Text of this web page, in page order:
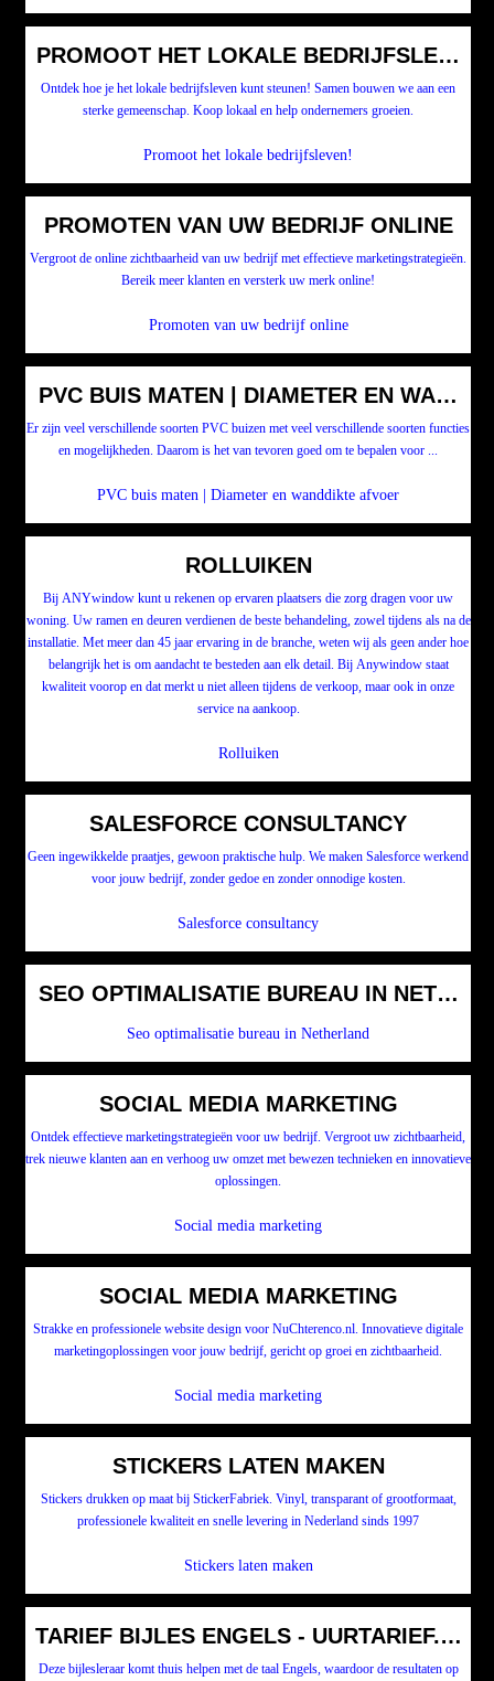
PROMOOT HET LOKALE BEDRIJFSLEVEN!
Ontdek hoe je het lokale bedrijfsleven kunt steunen! Samen bouwen we aan een
sterke gemeenschap. Koop lokaal en help ondernemers groeien.
Promoot het lokale bedrijfsleven!
PROMOTEN VAN UW BEDRIJF ONLINE
Vergroot de online zichtbaarheid van uw bedrijf met effectieve marketingstrategieën.
Bereik meer klanten en versterk uw merk online!
Promoten van uw bedrijf online
PVC BUIS MATEN | DIAMETER EN
Er zijn veel verschillende soorten PVC buizen met veel verschillende soorten functies
en mogelijkheden. Daarom is het van tevoren goed om te bepalen voor ...
PVC buis maten | Diameter en wanddikte afvoer
ROLLUIKEN
Bij ANYwindow kunt u rekenen op ervaren plaatsers die zorg dragen voor uw
woning. Uw ramen en deuren verdienen de beste behandeling, zowel tijdens als na de
installatie. Met meer dan 45 jaar ervaring in de branche, weten wij als geen ander hoe
belangrijk het is om aandacht te besteden aan elk detail. Bij Anywindow staat
kwaliteit voorop en dat merkt u niet alleen tijdens de verkoop, maar ook in onze
service na aankoop.
Rolluiken
SALESFORCE CONSULTANCY
Geen ingewikkelde praatjes, gewoon praktische hulp. We maken Salesforce werkend
voor jouw bedrijf, zonder gedoe en zonder onnodige kosten.
Salesforce consultancy
SEO OPTIMALISATIE BUREAU IN
Seo optimalisatie bureau in Netherland
SOCIAL MEDIA MARKETING
Ontdek effectieve marketingstrategieën voor uw bedrijf. Vergroot uw zichtbaarheid,
trek nieuwe klanten aan en verhoog uw omzet met bewezen technieken en innovatieve
oplossingen.
Social media marketing
SOCIAL MEDIA MARKETING
Strakke en professionele website design voor NuChterenco.nl. Innovatieve digitale
marketingoplossingen voor jouw bedrijf, gericht op groei en zichtbaarheid.
Social media marketing
STICKERS LATEN MAKEN
Stickers drukken op maat bij StickerFabriek. Vinyl, transparant of grootformaat,
professionele kwaliteit en snelle levering in Nederland sinds 1997
Stickers laten maken
TARIEF BIJLES ENGELS - UURTARIEF.TIPS
Deze bijlesleraar komt thuis helpen met de taal Engels, waardoor de resultaten op